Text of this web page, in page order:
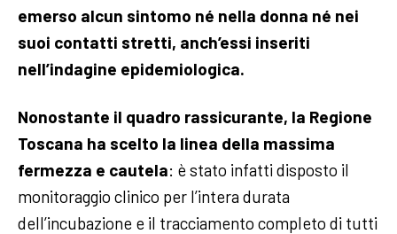
emerso alcun sintomo né nella donna né nei
suoi contatti stretti, anch’essi inseriti
nell’indagine epidemiologica.
Nonostante il quadro rassicurante, la Regione
Toscana ha scelto la linea della massima
fermezza e cautela: è stato infatti disposto il
monitoraggio clinico per l’intera durata
dell’incubazione e il tracciamento completo di tutti